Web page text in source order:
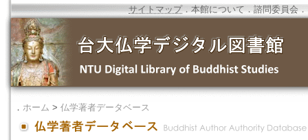
サイトマップ．本館について ．諮問委員会 ．
． ホーム > 仏学著者データベース